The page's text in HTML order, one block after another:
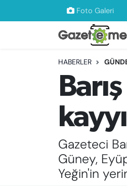
Foto Galeri
HABERLER
Gazeteci
Güney,
Yeğin'in
DÜNYA
EKONOMİ
EMEK HABERLERİ
YENİ MEDYADA EMEK
GELİŞTİRMEK
FAYDALI BİLGİLER
GÜNDEM
Nöbetçi Eczaneler
Hava Durumu
İstanbul Namaz Vakitleri
Trafik Durumu
Süper Lig Puan
Tüm Manşetler